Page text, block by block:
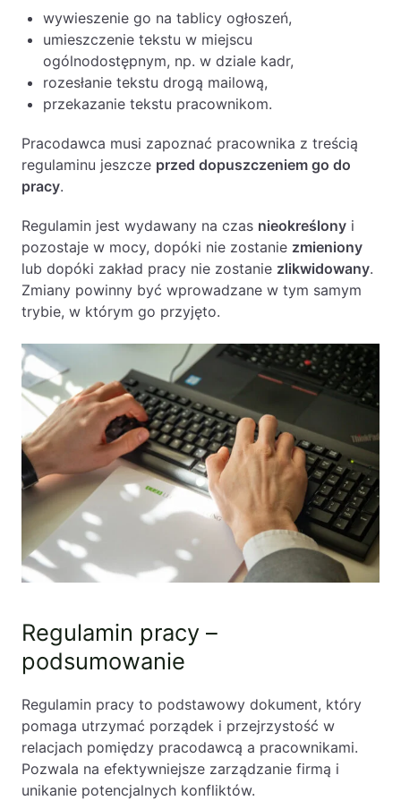
wywieszenie go na tablicy ogłoszeń,
umieszczenie tekstu w miejscu
ogólnodostępnym, np. w dziale kadr,
rozesłanie tekstu drogą mailową,
przekazanie tekstu pracownikom.
Pracodawca musi zapoznać pracownika z treścią
regulaminu jeszcze przed dopuszczeniem go do
pracy.
Regulamin jest wydawany na czas nieokreślony i
pozostaje w mocy, dopóki nie zostanie zmieniony
lub dopóki zakład pracy nie zostanie zlikwidowany.
Zmiany powinny być wprowadzane w tym samym
trybie, w którym go przyjęto.
Regulamin pracy –
podsumowanie
Regulamin pracy to podstawowy dokument, który
pomaga utrzymać porządek i przejrzystość w
relacjach pomiędzy pracodawcą a pracownikami.
Pozwala na efektywniejsze zarządzanie firmą i
unikanie potencjalnych konfliktów.